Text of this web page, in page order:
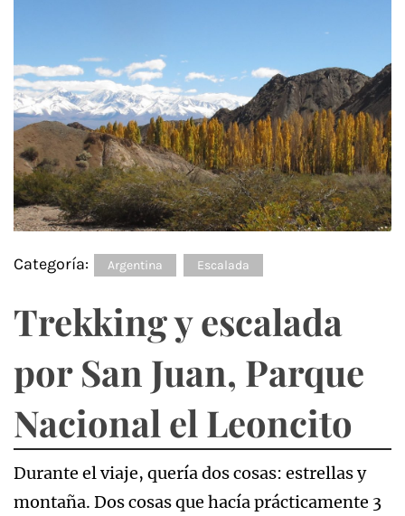
Categoría: Argentina Escalada
Trekking y escalada
por San Juan, Parque
Nacional el Leoncito
Durante el viaje, quería dos cosas: estrellas y
montaña. Dos cosas que hacía prácticamente 3